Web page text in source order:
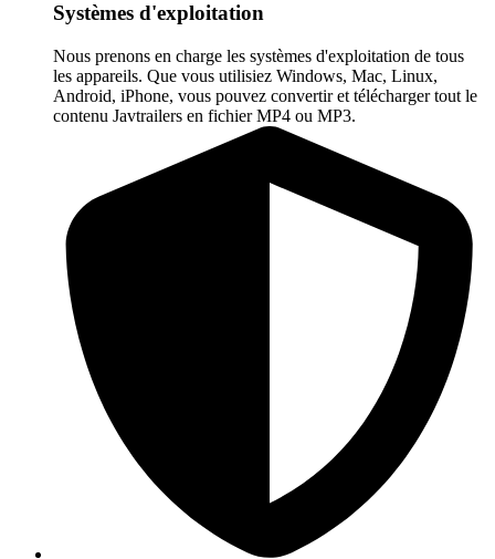
Systèmes d'exploitation
Nous prenons en charge les systèmes d'exploitation de tous
les appareils. Que vous utilisiez Windows, Mac, Linux,
Android, iPhone, vous pouvez convertir et télécharger tout le
contenu Javtrailers en fichier MP4 ou MP3.